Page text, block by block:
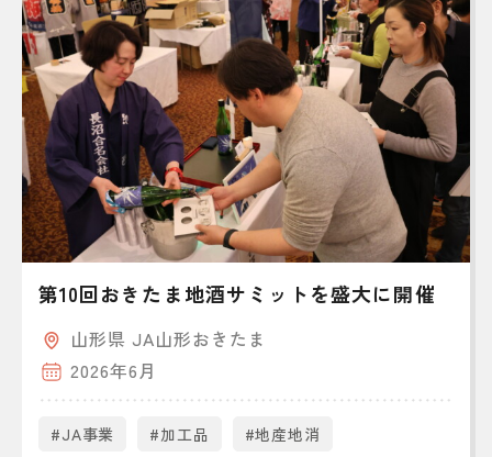
第10回おきたま地酒サミットを盛大に開催
山形県 JA山形おきたま
2026年6月
#JA事業 #加工品 #地産地消